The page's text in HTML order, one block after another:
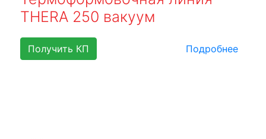
THERA 250 вакуум
Получить КП Подробнее